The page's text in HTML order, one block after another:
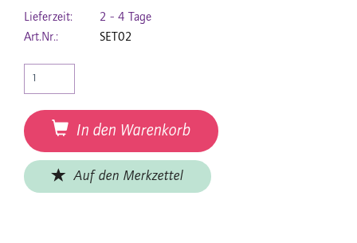
Lieferzeit:
2 - 4 Tage
Art.Nr.:
SET02
In den Warenkorb
Auf den Merkzettel